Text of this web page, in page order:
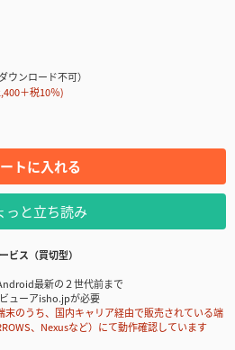
ウンロード不可）
＋税10％)
トに入れる
っと立ち読み
ビス（買切型）
最新の２世代前まで
ューアisho.jpが必要
のうち、国内キャリア経由で販売されている端
、Nexusなど）にて動作確認しています